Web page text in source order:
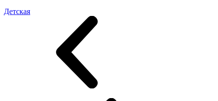
Детская